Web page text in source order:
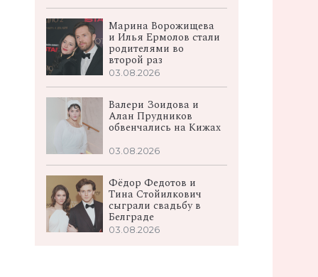
Марина Ворожищева
и Илья Ермолов стали
родителями во
второй раз
03.08.2026
Валери Зоидова и
Алан Прудников
обвенчались на Кижах
03.08.2026
Фёдор Федотов и
Тина Стойилкович
сыграли свадьбу в
Белграде
03.08.2026